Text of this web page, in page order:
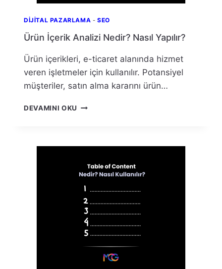
DIJITAL PAZARLAMA - SEO
Ürün İçerik Analizi Nedir? Nasıl Yapılır?
Ürün içerikleri, e-ticaret alanında hizmet
veren işletmeler için kullanılır. Potansiyel
müşteriler, satın alma kararını ürün…
DEVAMINI OKU ÜRÜN
NASIL